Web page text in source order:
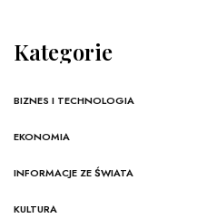
Kategorie
BIZNES I TECHNOLOGIA
EKONOMIA
INFORMACJE ZE ŚWIATA
KULTURA